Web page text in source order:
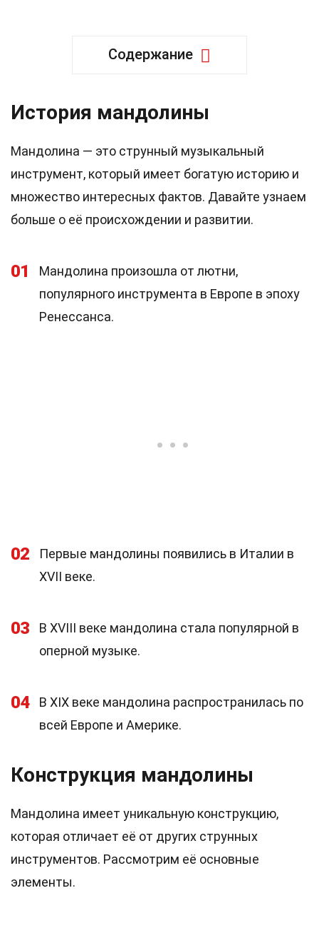
Содержание
История мандолины
Мандолина — это струнный музыкальный
инструмент, который имеет богатую историю и
множество интересных фактов. Давайте узнаем
больше о её происхождении и развитии.
01
Мандолина произошла от лютни,
популярного инструмента в Европе в эпоху
Ренессанса.
02
Первые мандолины появились в Италии в
XVII веке.
03
В XVIII веке мандолина стала популярной в
оперной музыке.
04
В XIX веке мандолина распространилась по
всей Европе и Америке.
Конструкция мандолины
Мандолина имеет уникальную конструкцию,
которая отличает её от других струнных
инструментов. Рассмотрим её основные
элементы.